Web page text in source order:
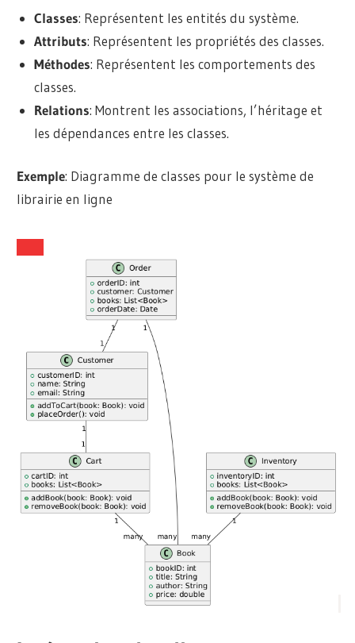
Classes: Représentent les entités du système.
Attributs: Représentent les propriétés des classes.
Méthodes: Représentent les comportements des
classes.
Relations: Montrent les associations, l’héritage et
les dépendances entre les classes.
Exemple: Diagramme de classes pour le système de
librairie en ligne